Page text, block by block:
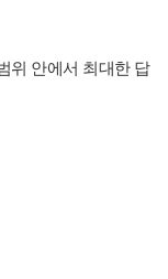
위 안에서 최대한 답